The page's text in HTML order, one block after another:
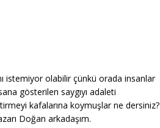
istemiyor olabilir çünkü orada insanlar
gösterilen saygıyı adaleti
kafalarına koymuşlar ne dersiniz?
Doğan arkadaşım.